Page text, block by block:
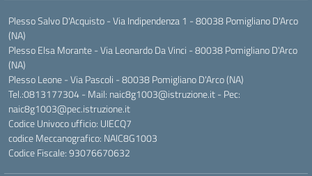
Plesso Salvo D'Acquisto - Via Indipendenza 1 - 80038 Pomigliano D'Arco
(NA)
Plesso Elsa Morante - Via Leonardo Da Vinci - 80038 Pomigliano D'Arco
(NA)
Plesso Leone - Via Pascoli - 80038 Pomigliano D'Arco (NA)
Tel.:0813177304 - Mail: naic8g1003@istruzione.it - Pec:
naic8g1003@pec.istruzione.it
Codice Univoco ufficio: UIECQ7
codice Meccanografico: NAIC8G1003
Codice Fiscale: 93076670632